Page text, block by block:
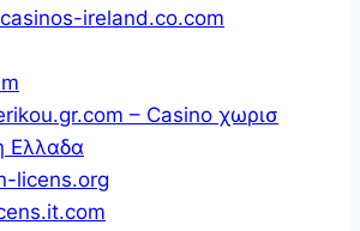
ireland.co.com
– Casino χωρισ
Ελλαδα
licens.org